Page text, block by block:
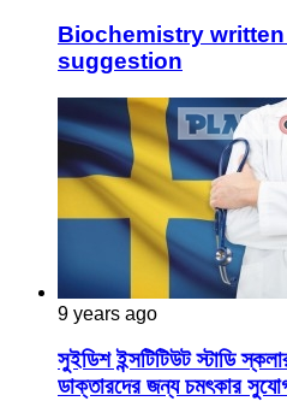
Biochemistry
suggestion
9 years ago
সুইডিশ ইন্সটিটিউট স্টাডি
ডাক্তারদের জন্য চমৎকার